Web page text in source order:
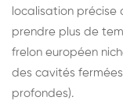
localisation précise
prendre plus de
frelon européen
des cavités
profondes).